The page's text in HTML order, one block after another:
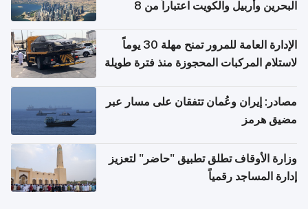
البحرين وأربيل والكويت اعتباراً من 8
الإدارة العامة للمرور تمنح مهلة 30 يوماً
لاستلام المركبات المحجوزة منذ فترة طويلة
مصادر: إيران وعُمان تتفقان على مسار عبر
مضيق هرمز
وزارة الأوقاف تطلق تطبيق "حاضر" لتعزيز
إدارة المساجد رقمياً